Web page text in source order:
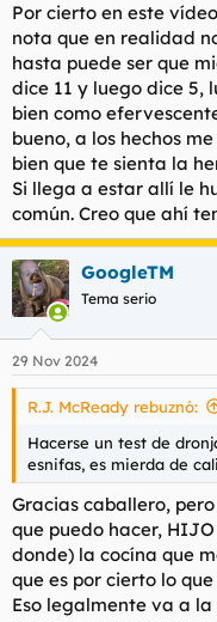
De todas formas me
birras (como ahora),
eso, y yo no me voy a ir
maricones con VIH,
Lo dicho, el problema
conlleva eso. Que es lo
el programa ese que te
LO MÁS AGRADABLE Y
estar descansada 30
buscaba trabajo.
Para ver este
para configurar
Para obtener
página de cookies.
Aceptar cookies de
Por cierto en este
nota que en realidad
hasta puede ser que
dice 11 y luego dice 5,
bien como
bueno, a los hechos
bien que te sienta la
Si llega a estar allí le
común. Creo que ahí
GoogleTM
Tema serio
29 Nov 2024
R.J. McReady rebuznó:
Hacerse un test de
esnifas, es mierda de
Gracias caballero,
que puedo hacer,
donde) la cocína que
que es por cierto lo
Eso legalmente va a